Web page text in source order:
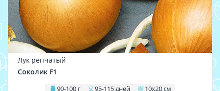
Лук репчатый
Соколик F1
90-100 г 95-115 дней 10х20 см